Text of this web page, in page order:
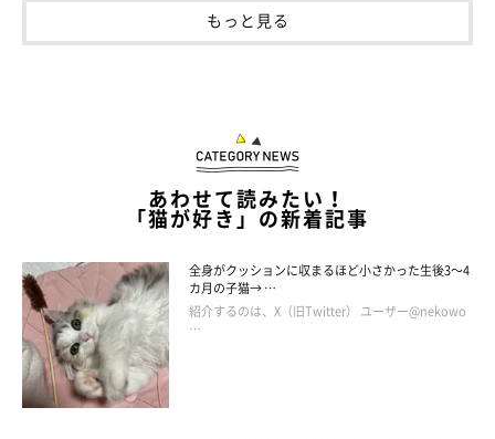
もっと見る
あわせて読みたい！
「猫が好き」の新着記事
全身がクッションに収まるほど小さかった生後3～4
カ月の子猫→ …
紹介するのは、X（旧Twitter） ユーザー@nekowo
…